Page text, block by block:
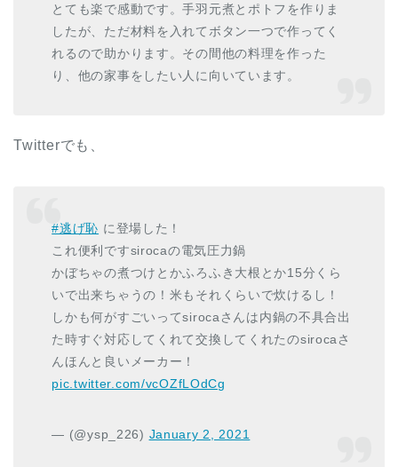
とても楽で感動です。手羽元煮とポトフを作りま
したが、ただ材料を入れてボタン一つで作ってく
れるので助かります。その間他の料理を作った
り、他の家事をしたい人に向いています。
Twitterでも、
#逃げ恥 に登場した！
これ便利ですsirocaの電気圧力鍋
かぼちゃの煮つけとかふろふき大根とか15分くら
いで出来ちゃうの！米もそれくらいで炊けるし！
しかも何がすごいってsirocaさんは内鍋の不具合出
た時すぐ対応してくれて交換してくれたのsirocaさ
んほんと良いメーカー！
pic.twitter.com/vcOZfLOdCg
— (@ysp_226) January 2, 2021